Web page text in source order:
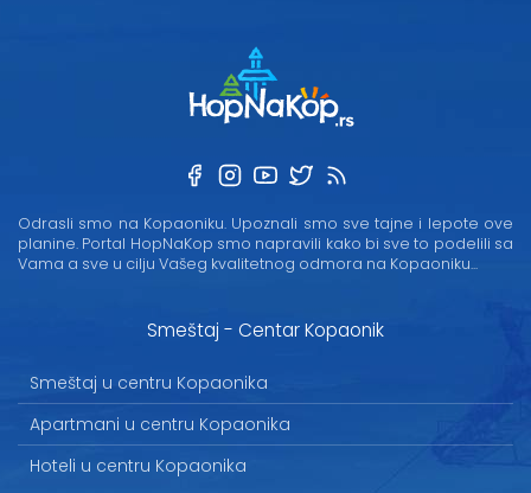
Odrasli smo na Kopaoniku. Upoznali smo sve tajne i lepote ove
planine. Portal HopNaKop smo napravili kako bi sve to podelili sa
Vama a sve u cilju Vašeg kvalitetnog odmora na Kopaoniku...
Smeštaj - Centar Kopaonik
Smeštaj u centru Kopaonika
Apartmani u centru Kopaonika
Hoteli u centru Kopaonika